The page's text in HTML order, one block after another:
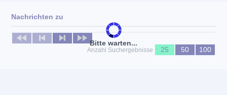
Bitte warten...
Nachrichten zu
Keine News verfügbar
Anzahl Suchergebnisse
25 50 100